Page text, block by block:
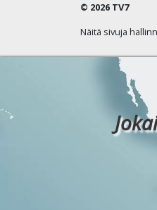
© 2026 TV7
Näitä sivuja